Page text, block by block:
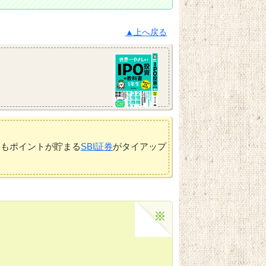
▲上へ戻る
ポイントが貯まるSBI証券がタイアップ